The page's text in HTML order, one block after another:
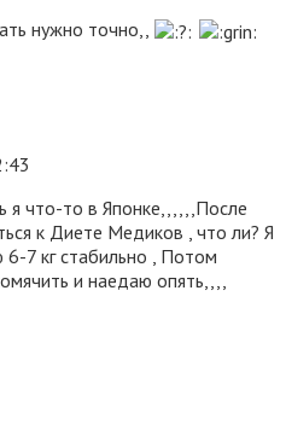
нужно точно,,
я что-то в Японке,,,,,,После
к Диете Медиков , что ли? Я
7 кг стабильно , Потом
и наедаю опять,,,,